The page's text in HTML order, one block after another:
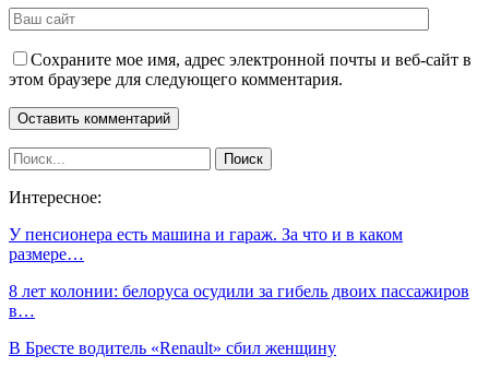
Сохраните мое имя, адрес электронной почты и веб-сайт в
этом браузере для следующего комментария.
Интересное:
У пенсионера есть машина и гараж. За что и в каком
размере…
8 лет колонии: белоруса осудили за гибель двоих пассажиров
в…
В Бресте водитель «Renault» сбил женщину